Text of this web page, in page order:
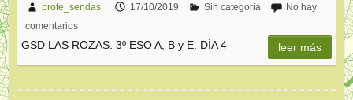
profe_sendas 17/10/2019 Sin categoria
No hay
comentarios
GSD LAS ROZAS. 3º ESO A, B y E. DÍA 4 leer más